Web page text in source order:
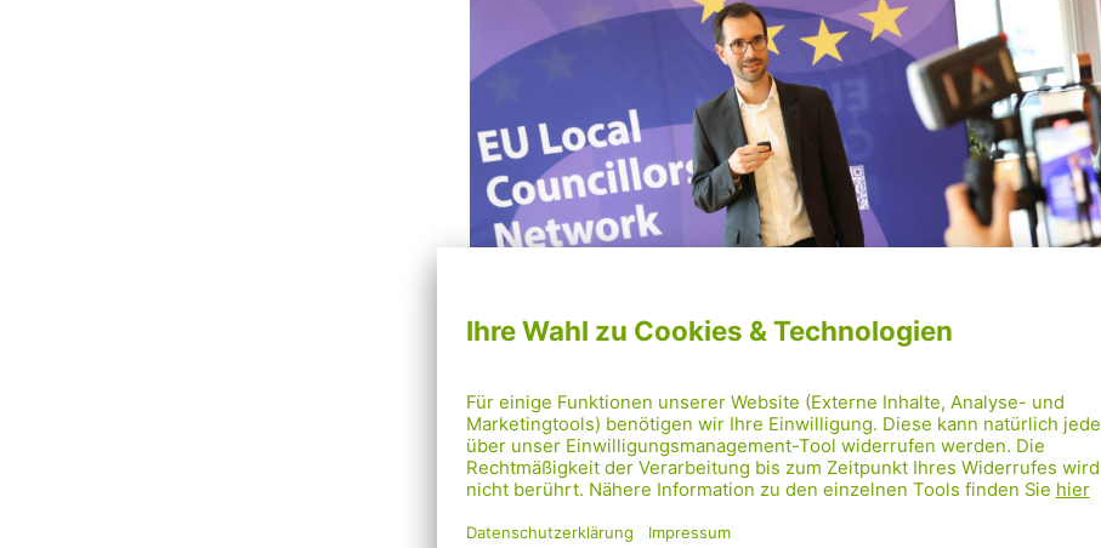
© für Fotos: European Union / Xavier Lejeune
„Im Rahmen des Local Councillors Networks treffe ich
Lokalpolitker:innen aus ganz Europa und wir können uns über